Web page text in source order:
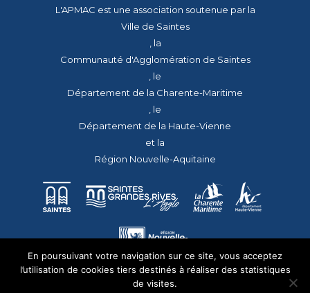
L'APMAC est une association soutenue par la
Ville de Saintes
, la
Communauté d'Agglomération de Saintes
, le
Département de la Charente-Maritime
, le
Département de la Haute-Vienne
et la
Région Nouvelle-Aquitaine
En poursuivant votre navigation sur ce site, vous acceptez
l’utilisation de cookies tiers destinés à réaliser des statistiques
de visites.